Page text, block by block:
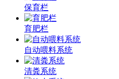
保育栏
育肥栏
自动喂料系统
清粪系统